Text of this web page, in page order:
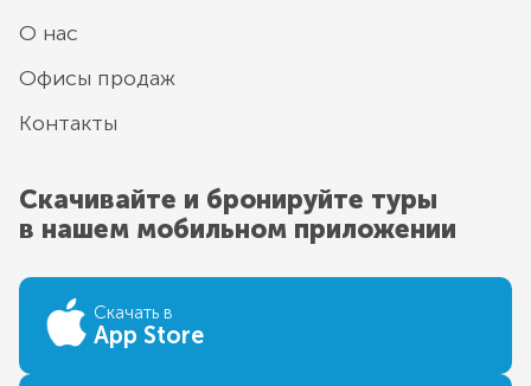
О нас
Офисы продаж
Контакты
Скачивайте и бронируйте туры
в нашем мобильном приложении
Скачать в
App Store